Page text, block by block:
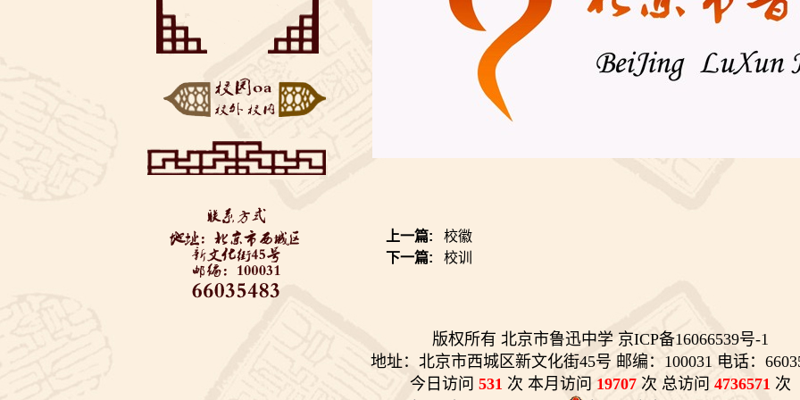
推...“云端阅享”——来自同
学们的好书推荐
博疫有我——记2020届
初三毕业考
校进行防疫安全检查—...
全力支持 万千保障——
金融街道向学校捐赠...
“艺”心抗疫 “艺”同成长
上一篇: 校徽
下一篇: 校训
版权所有 北京市鲁迅中学 京ICP备16066539号-1
地址：北京市西城区新文化街45号 邮编：100031 电话：
今日访问 531 次 本月访问 19707 次 总访问 4736571 次